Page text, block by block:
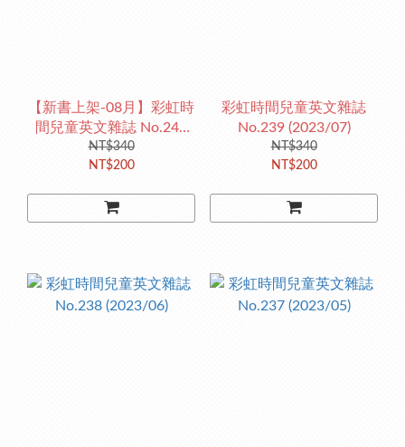
【新書上架-08月】彩虹時
間兒童英文雜誌 No.240
(2023/08)
NT$340
NT$200
彩虹時間兒童英文雜誌
No.239 (2023/07)
NT$340
NT$200